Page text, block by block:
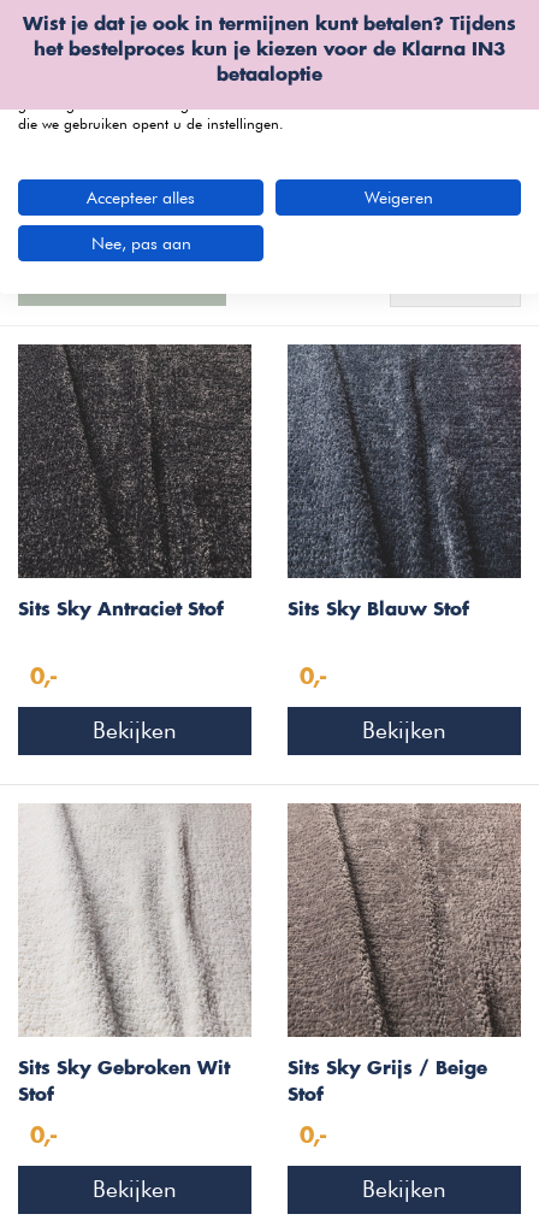
Wist je dat je ook in termijnen kunt betalen? Tijdens
het bestelproces kun je kiezen voor de Klarna IN3
betaaloptie
Bestel je SITS Sky stofstalen bij Furnea
artikelen)
Sits Sky Antraciet Stof
0,-
Bekijken
Sits Sky Blauw Stof
0,-
Bekijken
Sits Sky Gebroken Wit
Stof
0,-
Bekijken
Sits Sky Grijs / Beige
Stof
0,-
Bekijken
Wij gebruiken cookies
We kunnen deze plaatsen voor analyse van onze bezoekersgegevens, om
onze website te verbeteren, gepersonaliseerde inhoud te tonen en om u een
die we gebruiken opent u de instellingen.
Accepteer alles Weigeren
Nee, pas aan